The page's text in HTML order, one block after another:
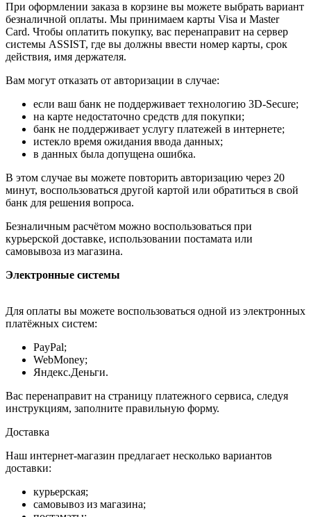
При оформлении заказа в корзине вы можете выбрать вариант
безналичной оплаты. Мы принимаем карты Visa и Master
Card. Чтобы оплатить покупку, вас перенаправит на сервер
системы ASSIST, где вы должны ввести номер карты, срок
действия, имя держателя.
Вам могут отказать от авторизации в случае:
если ваш банк не поддерживает технологию 3D-Secure;
на карте недостаточно средств для покупки;
банк не поддерживает услугу платежей в интернете;
истекло время ожидания ввода данных;
в данных была допущена ошибка.
В этом случае вы можете повторить авторизацию через 20
минут, воспользоваться другой картой или обратиться в свой
банк для решения вопроса.
Безналичным расчётом можно воспользоваться при
курьерской доставке, использовании постамата или
самовывоза из магазина.
Электронные системы
Для оплаты вы можете воспользоваться одной из электронных
платёжных систем:
PayPal;
WebMoney;
Яндекс.Деньги.
Вас перенаправит на страницу платежного сервиса, следуя
инструкциям, заполните правильную форму.
Доставка
Наш интернет-магазин предлагает несколько вариантов
доставки:
курьерская;
самовывоз из магазина;